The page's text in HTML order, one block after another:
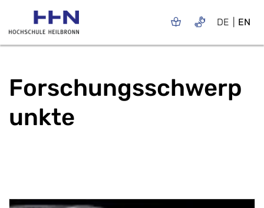
DE EN
Forschungsschwerp
unkte